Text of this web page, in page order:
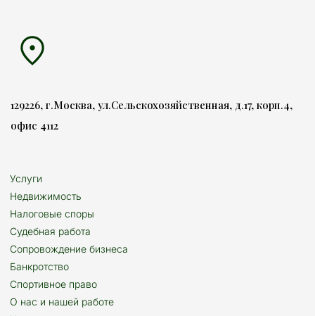
129226, г.Москва, ул.Сельскохозяйственная, д.17, корп.4,
офис 4112
Услуги
Недвижимость
Налоговые споры
Судебная работа
Сопровождение бизнеса
Банкротство
Спортивное право
О нас и нашей работе